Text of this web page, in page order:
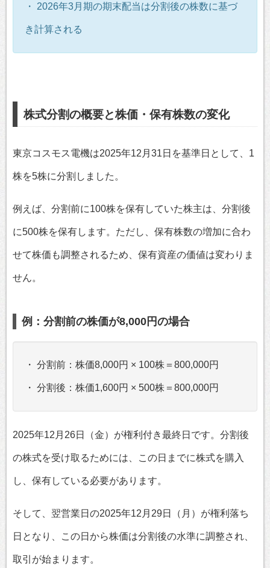
・ 2026年3月期の期末配当は分割後の株数に基づ
き計算される
株式分割の概要と株価・保有株数の変化
東京コスモス電機は2025年12月31日を基準日として、1
株を5株に分割しました。
例えば、分割前に100株を保有していた株主は、分割後
に500株を保有します。ただし、保有株数の増加に合わ
せて株価も調整されるため、保有資産の価値は変わりま
せん。
例：分割前の株価が8,000円の場合
・ 分割前：株価8,000円 × 100株＝800,000円
・ 分割後：株価1,600円 × 500株＝800,000円
2025年12月26日（金）が権利付き最終日です。分割後
の株式を受け取るためには、この日までに株式を購入
し、保有している必要があります。
そして、翌営業日の2025年12月29日（月）が権利落ち
日となり、この日から株価は分割後の水準に調整され、
取引が始まります。